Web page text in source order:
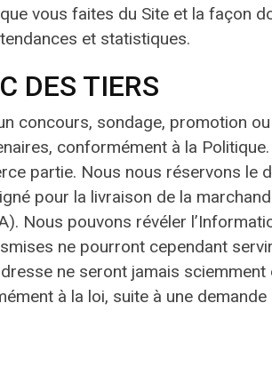
vous faites du Site et la façon
et statistiques.
DES TIERS
concours, sondage, promotion
conformément à la
partie. Nous nous réservons le
pour la livraison de la
Nous pouvons révéler
ne pourront cependant
ne seront jamais
à la loi, suite à une